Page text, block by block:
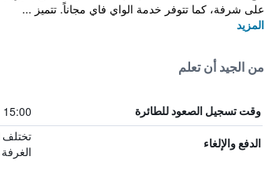
على شرفة، كما تتوفر خدمة الواي فاي مجاناً. تتميز ...
المزيد
من الجيد أن تعلم
وقت تسجيل الصعود للطائرة 15:00
الدفع والإلغاء